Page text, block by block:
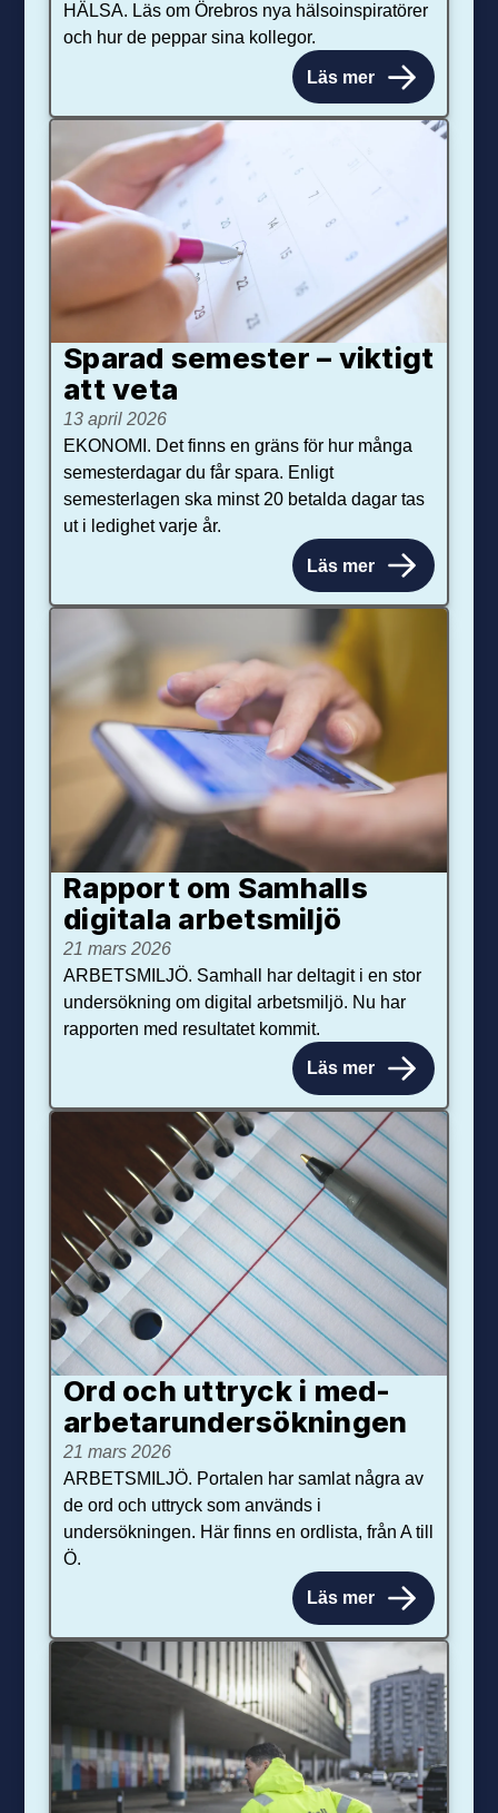
HÄLSA. Läs om Örebros nya hälsoinspiratörer
och hur de peppar sina kollegor.
Läs mer
Sparad semester – viktigt
att veta
13 april 2026
EKONOMI. Det finns en gräns för hur många
semesterdagar du får spara. Enligt
semesterlagen ska minst 20 betalda dagar tas
ut i ledighet varje år.
Läs mer
Rapport om Samhalls
digitala arbetsmiljö
21 mars 2026
ARBETSMILJÖ. Samhall har deltagit i en stor
undersökning om digital arbetsmiljö. Nu har
rapporten med resultatet kommit.
Läs mer
Ord och uttryck i med­­
arbetar­­under­sökningen
21 mars 2026
ARBETSMILJÖ. Portalen har samlat några av
de ord och uttryck som används i
undersökningen. Här finns en ordlista, från A till
Ö.
Läs mer